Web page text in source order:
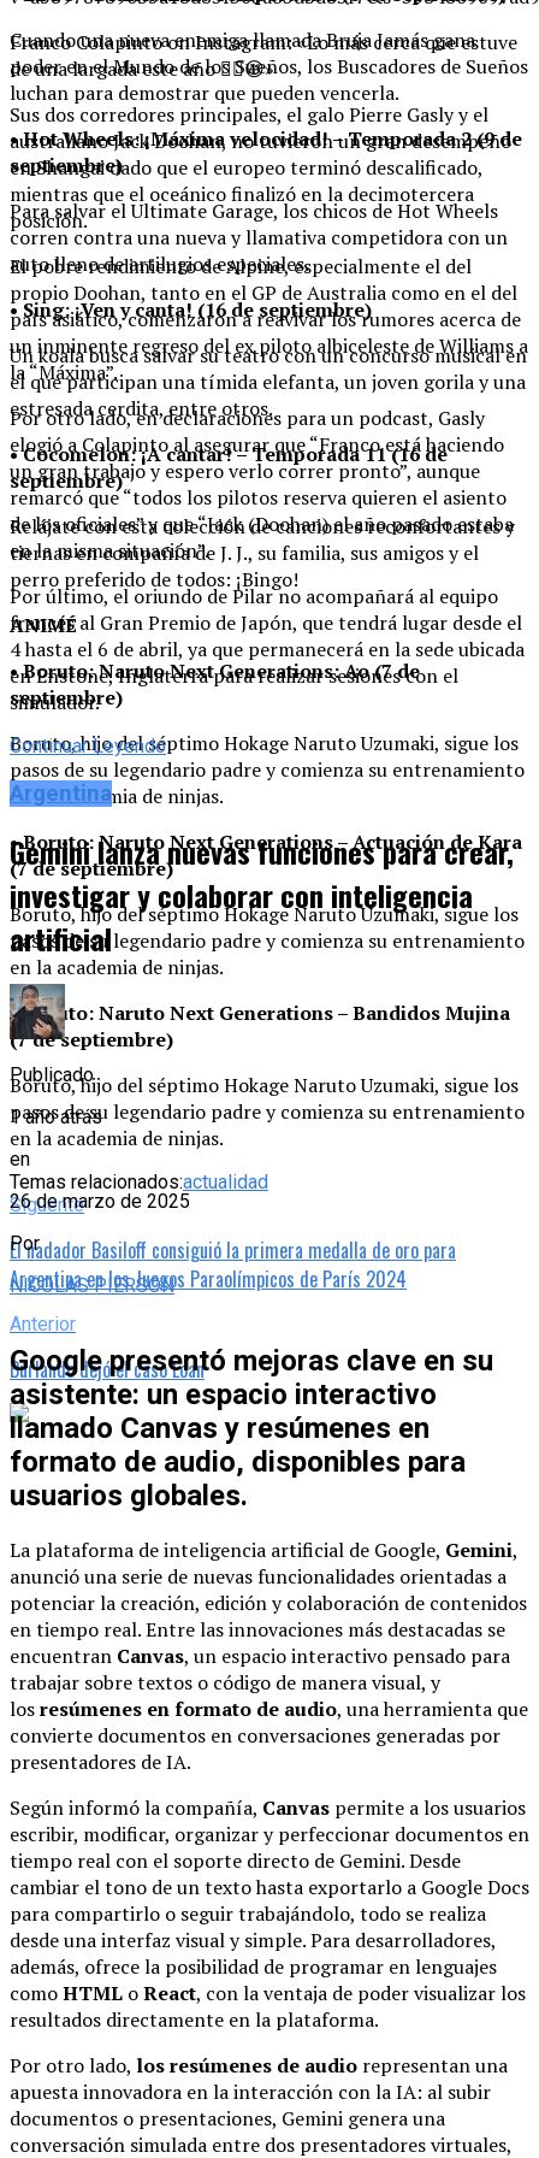
Cuando una nueva enemiga llamada Bruja Jamás gana
poder en el Mundo de los Sueños, los Buscadores de Sueños
luchan para demostrar que pueden vencerla.
• Hot Wheels: ¡Máxima velocidad! – Temporada 2 (9 de
septiembre)
Para salvar el Ultimate Garage, los chicos de Hot Wheels
corren contra una nueva y llamativa competidora con un
auto lleno de artilugios especiales.
• Sing: ¡Ven y canta! (16 de septiembre)
Un koala busca salvar su teatro con un concurso musical en
el que participan una tímida elefanta, un joven gorila y una
estresada cerdita, entre otros.
• Cocomelon: ¡A cantar! – Temporada 11 (16 de
septiembre)
Relájate con esta colección de canciones reconfortantes y
tiernas en compañía de J. J., su familia, sus amigos y el
perro preferido de todos: ¡Bingo!
ANIMÉ
• Boruto: Naruto Next Generations: Ao (7 de
septiembre)
Boruto, hijo del séptimo Hokage Naruto Uzumaki, sigue los
pasos de su legendario padre y comienza su entrenamiento
en la academia de ninjas.
• Boruto: Naruto Next Generations – Actuación de Kara
(7 de septiembre)
Boruto, hijo del séptimo Hokage Naruto Uzumaki, sigue los
pasos de su legendario padre y comienza su entrenamiento
en la academia de ninjas.
• Boruto: Naruto Next Generations – Bandidos Mujina
(7 de septiembre)
Boruto, hijo del séptimo Hokage Naruto Uzumaki, sigue los
pasos de su legendario padre y comienza su entrenamiento
en la academia de ninjas.
Temas relacionados:actualidad
Siguente
El nadador Basiloff consiguió la primera medalla de oro para
Argentina en los Juegos Paraolímpicos de París 2024
Anterior
Burlando dejó el caso Loan
Franco Colapinto on Instagram: «Lo más cerca que estuve
de una largada este año ✌🏼😆»
Sus dos corredores principales, el galo Pierre Gasly y el
australiano Jack Doohan, no tuvieron un gran desempeño
en Shangai dado que el europeo terminó descalificado,
mientras que el oceánico finalizó en la decimotercera
posición.
El pobre rendimiento de Alpine, especialmente el del
propio Doohan, tanto en el GP de Australia como en el del
país asiático, comenzaron a reavivar los rumores acerca de
un inminente regreso del ex piloto albiceleste de Williams a
la “Máxima”.
Por otro lado, en declaraciones para un podcast, Gasly
elogió a Colapinto al asegurar que “Franco está haciendo
un gran trabajo y espero verlo correr pronto”, aunque
remarcó que “todos los pilotos reserva quieren el asiento
de los oficiales” y que “Jack (Doohan) el año pasado estaba
en la misma situación”.
Por último, el oriundo de Pilar no acompañará al equipo
francés al Gran Premio de Japón, que tendrá lugar desde el
4 hasta el 6 de abril, ya que permanecerá en la sede ubicada
en Enstone, Inglaterra para realizar sesiones con el
simulador.
Continuar Leyendo
Argentina
Gemini lanza nuevas funciones para crear,
investigar y colaborar con inteligencia
artificial
Publicado
1 año atrás
en
26 de marzo de 2025
Por
NICOLAS PIERSON
Google presentó mejoras clave en su
asistente: un espacio interactivo
llamado Canvas y resúmenes en
formato de audio, disponibles para
usuarios globales.
La plataforma de inteligencia artificial de Google, Gemini,
anunció una serie de nuevas funcionalidades orientadas a
potenciar la creación, edición y colaboración de contenidos
en tiempo real. Entre las innovaciones más destacadas se
encuentran Canvas, un espacio interactivo pensado para
trabajar sobre textos o código de manera visual, y
losresúmenes en formato de audio, una herramienta que
convierte documentos en conversaciones generadas por
presentadores de IA.
Según informó la compañía, Canvas permite a los usuarios
escribir, modificar, organizar y perfeccionar documentos en
tiempo real con el soporte directo de Gemini. Desde
cambiar el tono de un texto hasta exportarlo a Google Docs
para compartirlo o seguir trabajándolo, todo se realiza
desde una interfaz visual y simple. Para desarrolladores,
además, ofrece la posibilidad de programar en lenguajes
comoHTML oReact, con la ventaja de poder visualizar los
resultados directamente en la plataforma.
Por otro lado, los resúmenes de audio representan una
apuesta innovadora en la interacción con la IA: al subir
documentos o presentaciones, Gemini genera una
conversación simulada entre dos presentadores virtuales,